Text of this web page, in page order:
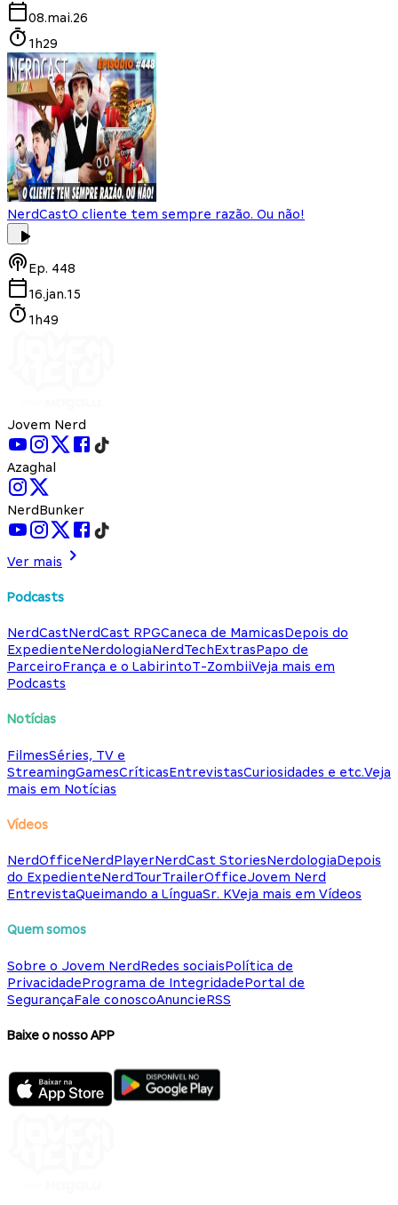
08.mai.26
1h29
NerdCastO cliente tem sempre razão. Ou não!
Ep. 448
16.jan.15
1h49
Jovem Nerd
Azaghal
NerdBunker
Ver mais
Podcasts
NerdCastNerdCast RPGCaneca de MamicasDepois do
ExpedienteNerdologiaNerdTechExtrasPapo de
ParceiroFrança e o LabirintoT-ZombiiVeja mais em
Podcasts
Notícias
FilmesSéries, TV e
StreamingGamesCríticasEntrevistasCuriosidades e etc.Veja
mais em Notícias
Vídeos
NerdOfficeNerdPlayerNerdCast StoriesNerdologiaDepois
do ExpedienteNerdTourTrailerOfficeJovem Nerd
EntrevistaQueimando a LínguaSr. KVeja mais em Vídeos
Quem somos
Sobre o Jovem NerdRedes sociaisPolítica de
PrivacidadePrograma de IntegridadePortal de
SegurançaFale conoscoAnuncieRSS
Baixe o nosso APP